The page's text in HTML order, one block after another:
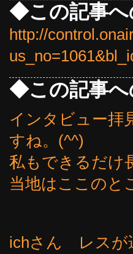
◆この記事へ
http://
◆この記事へ
インタビュー拝
すね。(^^)
私もできるだけ
当地はここのと
ichさん レスが